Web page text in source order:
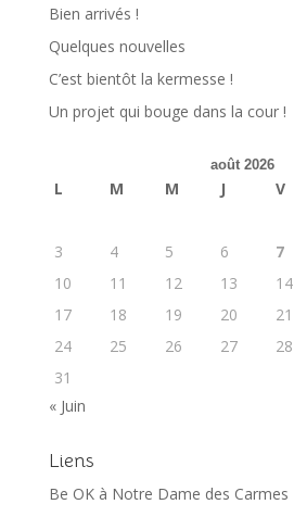
Bien arrivés !
Quelques nouvelles
C’est bientôt la kermesse !
Un projet qui bouge dans la cour !
août 2026
L M M J V
3
4 5 6 7
10
11 12 13 14
17
18 19 20 21
24
25 26 27 28
31
« Juin
Liens
Be OK à Notre Dame des Carmes